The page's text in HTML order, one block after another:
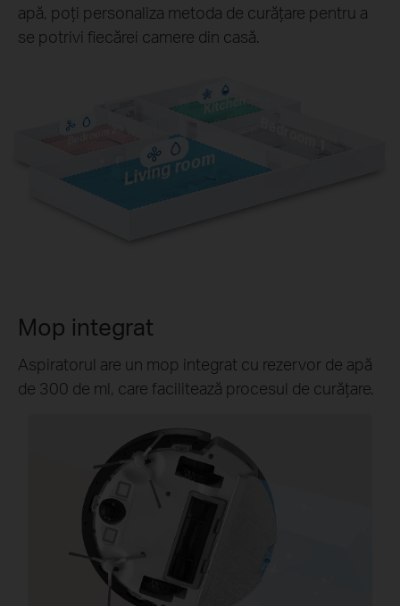
apă, poți personaliza metoda de curățare pentru a
se potrivi fiecărei camere din casă.
Bedroom 2
Kitchen
Living room
Dormitor 2 Dormitor 1
Living room
Bedroom 2 Bedroom 1
Living room
Dormitor 2 Dormitor 1
Living room
Dormitor 2 Dormitor 1
Living room
Bedroom 2 Bedroom 1
Living room
Mop integrat
Aspiratorul are un mop integrat cu rezervor de apă
de 300 de ml, care facilitează procesul de curățare.